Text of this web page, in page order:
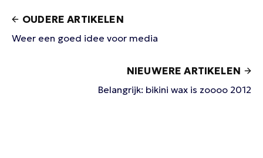
OUDERE ARTIKELEN
Weer een goed idee voor media
NIEUWERE ARTIKELEN
Belangrijk: bikini wax is zoooo 2012